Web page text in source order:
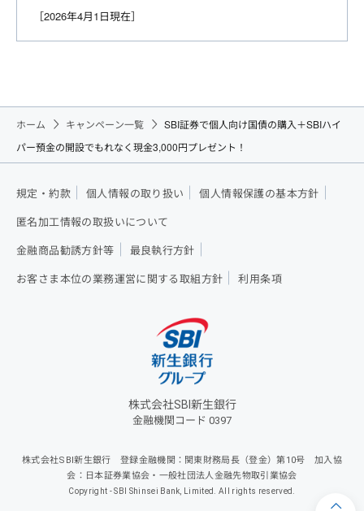
［2026年4月1日現在］
ホーム キャンペーン一覧
SBI証券で個人向け国債の購入＋SBIハイ
パー預金の開設でもれなく現金3,000円プレゼント！
規定・約款 個人情報の取り扱い 個人情報保護の基本方針
匿名加工情報の取扱いについて
金融商品勧誘方針等 最良執行方針
お客さま本位の業務運営に関する取組方針 利用条項
株式会社SBI新生銀行
金融機関コード 0397
株式会社SBI新生銀行 登録金融機関：関東財務局長（登金）第10号 加入協
会：日本証券業協会・一般社団法人金融先物取引業協会
Copyright - SBI Shinsei Bank, Limited. All rights reserved.